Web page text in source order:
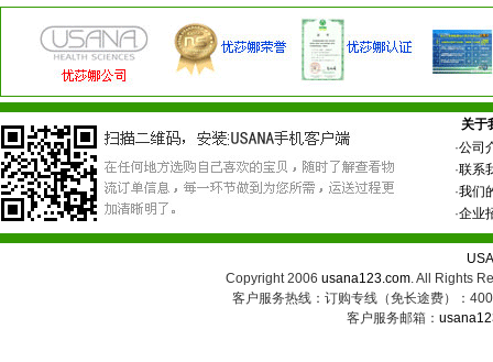
关于
·公司
·联系
·我们
·企业
Copyright 2006 usana123.com. All Rights
客户服务热线：订购专线（免长途费）：
客户服务邮箱：